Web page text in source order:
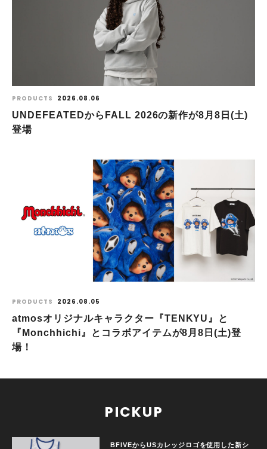
PRODUCTS 2026.08.06
UNDEFEATEDからFALL 2026の新作が8⽉8⽇(⼟)
登場
PRODUCTS 2026.08.05
atmosオリジナルキャラクター『TENKYU』と
『Monchhichi』とコラボアイテムが8月8日(土)登
場！
PICKUP
BFIVEからUSカレッジロゴを使用した新シ